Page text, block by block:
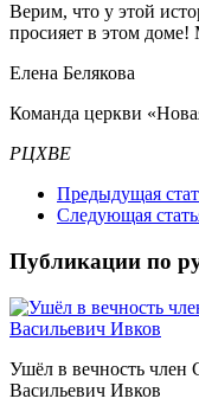
Верим, что у этой
просияет в этом доме!
Елена Белякова
Команда церкви
РЦХВЕ
Предыдущая
Следующая
Публикации по
Ушёл в вечность
Васильевич Ивков